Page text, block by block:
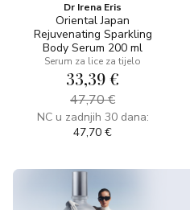
Dr Irena Eris
Oriental Japan
Rejuvenating Sparkling
Body Serum 200 ml
Serum za lice za tijelo
33,39 €
47,70 €
NC u zadnjih 30 dana:
47,70 €